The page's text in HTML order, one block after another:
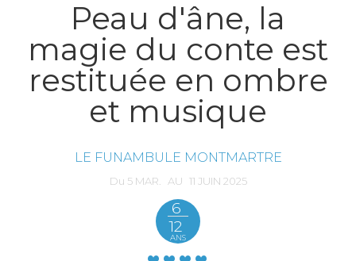
Peau d'âne, la
magie du conte est
restituée en ombre
et musique
LE FUNAMBULE MONTMARTRE
Du 5 MAR. AU 11 JUIN 2025
6
12
ANS